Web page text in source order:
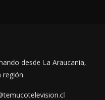
desde La Araucania,
región.